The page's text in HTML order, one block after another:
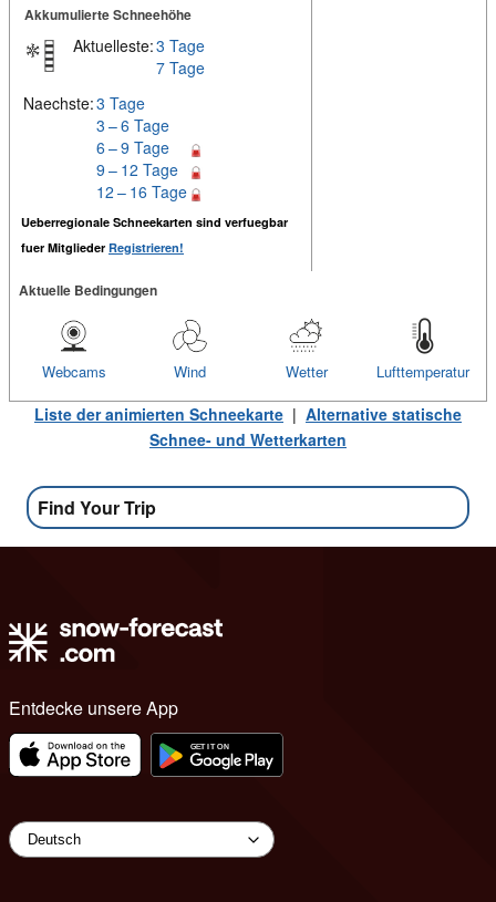
Akkumulierte Schneehöhe
Aktuelleste:3 Tage
7 Tage
Naechste:3 Tage
3 – 6 Tage
6 – 9 Tage
9 – 12 Tage
12 – 16 Tage
Ueberregionale Schneekarten sind verfuegbar
fuer Mitglieder Registrieren!
Aktuelle Bedingungen
Lufttemperatur
Wetter
Wind
Webcams
Liste der animierten Schneekarte | Alternative statische
Schnee- und Wetterkarten
Find Your Trip
Entdecke unsere App